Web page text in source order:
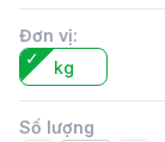
Đơn vị:
kg
Số lượng